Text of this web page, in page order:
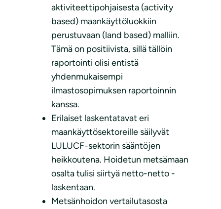
aktiviteettipohjaisesta (activity
based) maankäyttöluokkiin
perustuvaan (land based) malliin.
Tämä on positiivista, sillä tällöin
raportointi olisi entistä
yhdenmukaisempi
ilmastosopimuksen raportoinnin
kanssa.
Erilaiset laskentatavat eri
maankäyttösektoreille säilyvät
LULUCF-sektorin sääntöjen
heikkoutena. Hoidetun metsämaan
osalta tulisi siirtyä netto-netto -
laskentaan.
Metsänhoidon vertailutasosta